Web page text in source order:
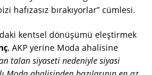
hafızasız bırakıyorlar” cümlesi.
kentsel dönüşümü eleştirmek
, AKP yerine Moda ahalisine
talan siyaseti nedeniyle siyasi